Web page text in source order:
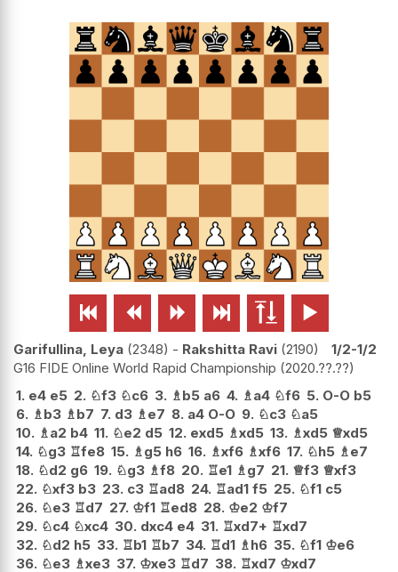
     
Garifullina, Leya 2348 - Rakshitta Ravi 2190
1/2-1/2
G16 FIDE Online World Rapid Championship 2020.??.??
1. e4 e5 2. ♘f3 ♘c6 3. ♗b5 a6 4. ♗a4 ♘f6 5. O-O b5
6. ♗b3 ♗b7 7. d3 ♗e7 8. a4 O-O 9. ♘c3 ♘a5
10. ♗a2 b4 11. ♘e2 d5 12. exd5 ♗xd5 13. ♗xd5 ♕xd5
14. ♘g3 ♖fe8 15. ♗g5 h6 16. ♗xf6 ♗xf6 17. ♘h5 ♗e7
18. ♘d2 g6 19. ♘g3 ♗f8 20. ♖e1 ♗g7 21. ♕f3 ♕xf3
22. ♘xf3 b3 23. c3 ♖ad8 24. ♖ad1 f5 25. ♘f1 c5
26. ♘e3 ♖d7 27. ♔f1 ♖ed8 28. ♔e2 ♔f7
29. ♘c4 ♘xc4 30. dxc4 e4 31. ♖xd7+ ♖xd7
32. ♘d2 h5 33. ♖b1 ♖b7 34. ♖d1 ♗h6 35. ♘f1 ♔e6
36. ♘e3 ♗xe3 37. ♔xe3 ♖d7 38. ♖xd7 ♔xd7